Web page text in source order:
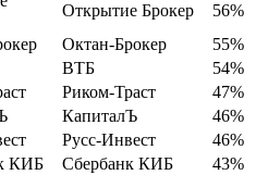
Открытие Брокер
56%
Октан-Брокер
55%
ВТБ
54%
Риком-Траст
47%
КапиталЪ
46%
Русс-Инвест
46%
Сбербанк КИБ
43%